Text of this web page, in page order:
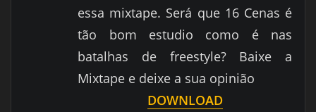
essa mixtape. Será que 16 Cenas é
tão bom estudio como é nas
batalhas de freestyle? Baixe a
Mixtape e deixe a sua opinião
DOWNLOAD